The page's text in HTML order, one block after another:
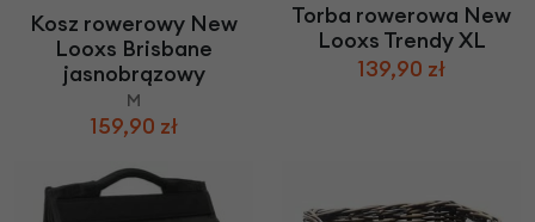
Kosz rowerowy New
Looxs Brisbane
jasnobrązowy
M
159,90 zł
Torba rowerowa New
Looxs Trendy XL
139,90 zł